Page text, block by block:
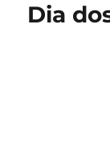
Dia